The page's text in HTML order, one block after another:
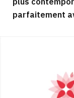
parfaitement